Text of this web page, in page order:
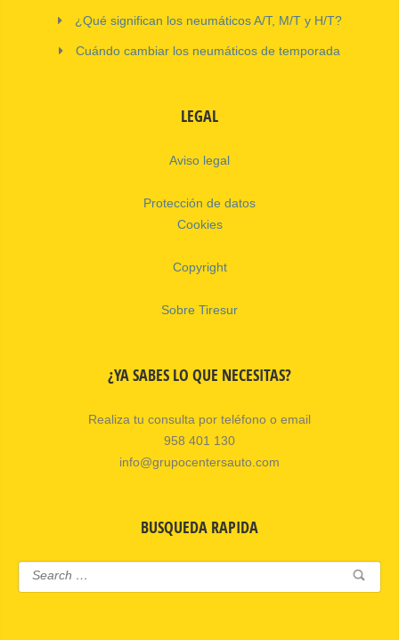
¿Qué significan los neumáticos A/T, M/T y H/T?
Cuándo cambiar los neumáticos de temporada
LEGAL
Aviso legal
Protección de datos
Cookies
Copyright
Sobre Tiresur
¿YA SABES LO QUE NECESITAS?
Realiza tu consulta por teléfono o email
958 401 130
info@grupocentersauto.com
BUSQUEDA RAPIDA